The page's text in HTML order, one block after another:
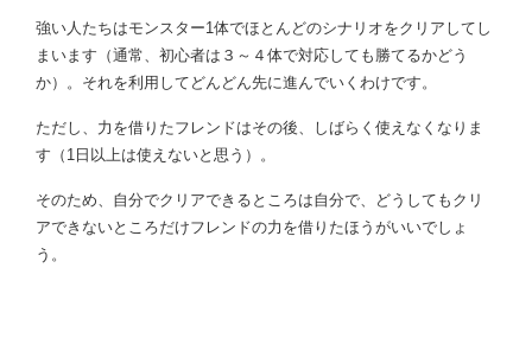
強い人たちはモンスター1体でほとんどのシナリオをクリアしてし
まいます（通常、初心者は３～４体で対応しても勝てるかどう
か）。それを利用してどんどん先に進んでいくわけです。
ただし、力を借りたフレンドはその後、しばらく使えなくなりま
す（1日以上は使えないと思う）。
そのため、自分でクリアできるところは自分で、どうしてもクリ
アできないところだけフレンドの力を借りたほうがいいでしょ
う。